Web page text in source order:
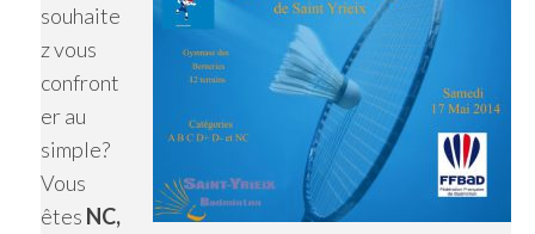
souhaite
z vous
confront
er au
simple?
Vous
êtes NC,